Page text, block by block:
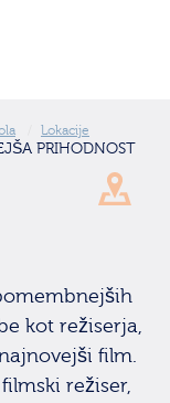
Lokacije
PRIHODNOST
kot režiserja,
film.
režiser,